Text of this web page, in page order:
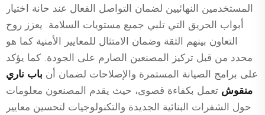
المستخدمين النهائيين لضمان التواصل الفعال عند حانة اختيار
أبواب الحريق التي تلبي جميع مستويات السلامة. يعزز روح
التعاون بينهم الثقة وضمان الامتثال للمعايير الأمنية كما هو
محدد من قبل تركيز المصنعين الصارم على الجودة. كما يؤكد
على برامج الصيانة المستمرة والإصلاحات لضمان أن باب ناري
منقوش تعمل بكفاءة قصوى، حيث يقدم المصنعون معلومات
حول الشفرات البنائية الجديدة والتكنولوجيات لتحسين معايير